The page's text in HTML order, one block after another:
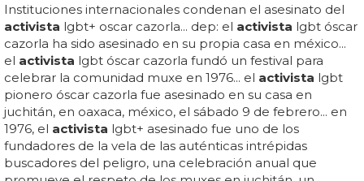
Instituciones internacionales condenan el asesinato del
activista lgbt+ oscar cazorla... dep: el activista lgbt óscar
cazorla ha sido asesinado en su propia casa en méxico...
el activista lgbt óscar cazorla fundó un festival para
celebrar la comunidad muxe en 1976... el activista lgbt
pionero óscar cazorla fue asesinado en su casa en
juchitán, en oaxaca, méxico, el sábado 9 de febrero... en
1976, el activista lgbt+ asesinado fue uno de los
fundadores de la vela de las auténticas intrépidas
buscadores del peligro, una celebración anual que